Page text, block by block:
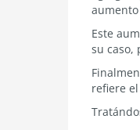
Este
su caso,
refiere el